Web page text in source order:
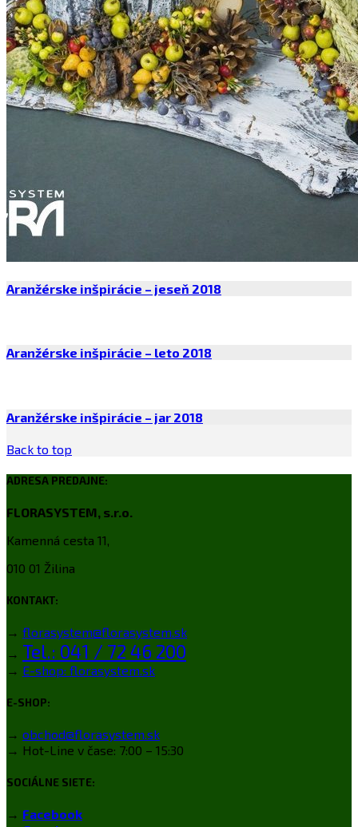
Aranžérske inšpirácie – jeseň 2018
Aranžérske inšpirácie – leto 2018
Aranžérske inšpirácie – jar 2018
Back to top
ADRESA PREDAJNE:
FLORASYSTEM, s.r.o.
Kamenná cesta 11,
010 01 Žilina
KONTAKT:
→ florasystem@florasystem.sk
→ Tel.: 041 / 72 46 200
→ E-shop: florasystem.sk
E-SHOP:
→ obchod@florasystem.sk
→ Hot-Line v čase: 7:00 – 15:30
SOCIÁLNE SIETE:
→ Facebook